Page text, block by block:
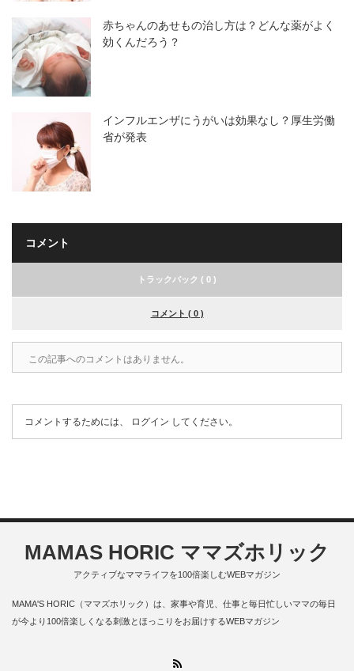
赤ちゃんのあせもの治し方は？どんな薬がよく
効くんだろう？
インフルエンザにうがいは効果なし？厚生労働
省が発表
コメント
トラックバック ( 0 )
コメント ( 0 )
この記事へのコメントはありません。
コメントするためには、 ログイン してください。
MAMAS HORIC ママズホリック
アクティブなママライフを100倍楽しむWEBマガジン
MAMA'S HORIC（ママズホリック）は、家事や育児、仕事と毎日忙しいママの毎日
が今より100倍楽しくなる刺激とほっこりをお届けするWEBマガジン